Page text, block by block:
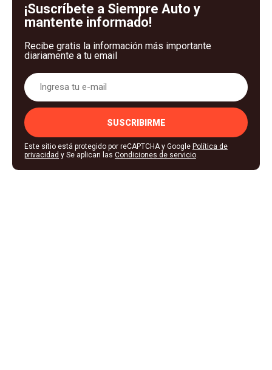
¡Suscríbete a Siempre Auto y
mantente informado!
Recibe gratis la información más importante
diariamente a tu email
SUSCRIBIRME
Este sitio está protegido por reCAPTCHA y Google Política de
privacidad y Se aplican las Condiciones de servicio